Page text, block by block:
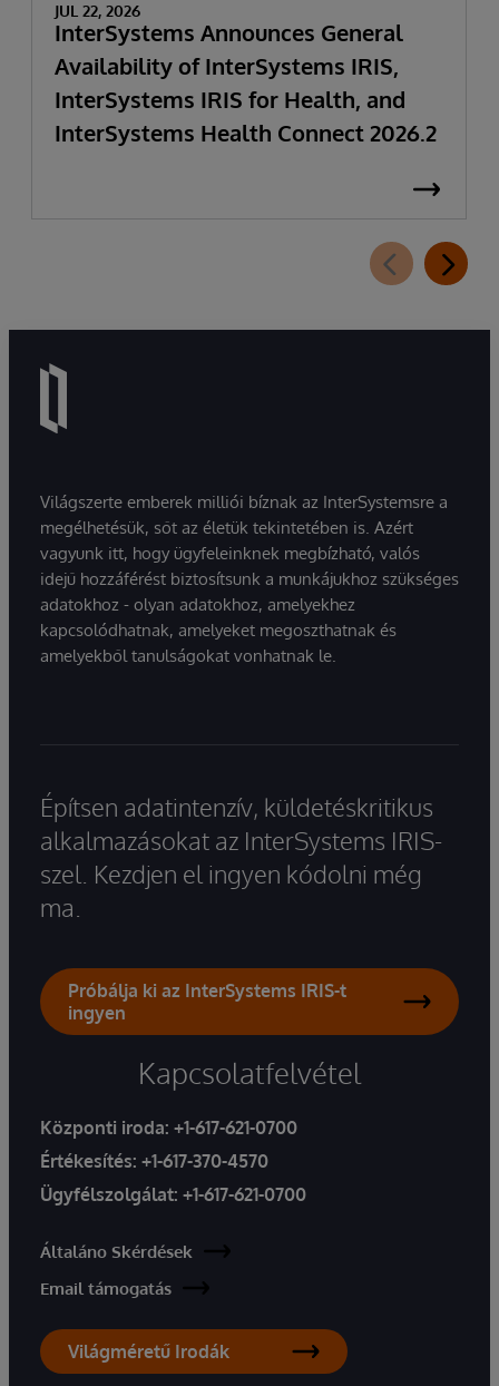
JUL 22, 2026
InterSystems Announces General
Availability of InterSystems IRIS,
InterSystems IRIS for Health, and
InterSystems Health Connect 2026.2
Világszerte emberek milliói bíznak az InterSystemsre a
megélhetésük, sőt az életük tekintetében is. Azért
vagyunk itt, hogy ügyfeleinknek megbízható, valós
idejű hozzáférést biztosítsunk a munkájukhoz szükséges
adatokhoz - olyan adatokhoz, amelyekhez
kapcsolódhatnak, amelyeket megoszthatnak és
amelyekből tanulságokat vonhatnak le.
Építsen adatintenzív, küldetéskritikus
alkalmazásokat az InterSystems IRIS-
szel. Kezdjen el ingyen kódolni még
ma.
Próbálja ki az InterSystems IRIS-t
ingyen
Kapcsolatfelvétel
Központi iroda: +1-617-621-0700
Értékesítés: +1-617-370-4570
Ügyfélszolgálat: +1-617-621-0700
Általáno Skérdések
Email támogatás
Világméretű Irodák